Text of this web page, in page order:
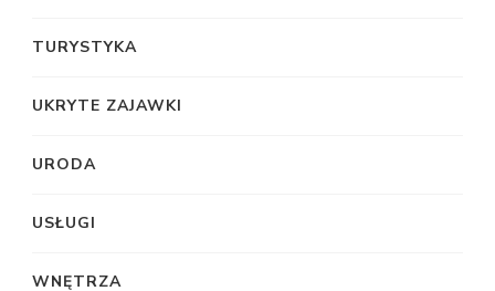
TURYSTYKA
UKRYTE ZAJAWKI
URODA
USŁUGI
WNĘTRZA